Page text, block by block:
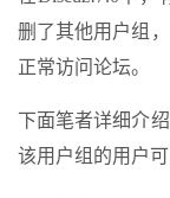
删了其他用户组
正常访问论坛。
下面笔者详细介
该用户组的用户